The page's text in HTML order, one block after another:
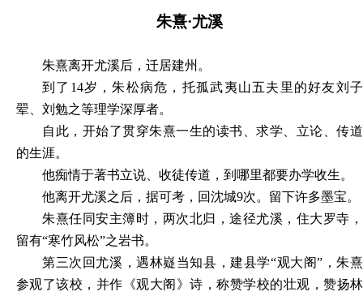
朱熹·尤溪
朱熹离开尤溪后，迁居建州。
到了 14岁，朱松病危，托孤武夷山五夫里的好友刘子
翚、刘勉之等理学深厚者。
自此，开始了贯穿朱熹一生的读书、求学、立论、传道
的生涯。
他痴情于著书立说、收徒传道，到哪里都要办学收生。
他离开尤溪之后，据可考，回沈城9次。留下许多墨宝。
朱熹任同安主簿时，两次北归，途径尤溪，住大罗寺，
留有“寒竹风松”之岩书。
第三次回尤溪，遇林嶷当知县，建县学“观大阁”，朱熹
参观了该校，并作《观大阁》诗，称赞学校的壮观，赞扬林